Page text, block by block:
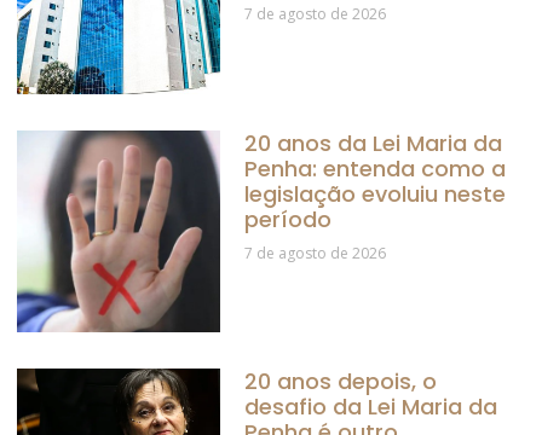
7 de agosto de 2026
20 anos da Lei Maria da
Penha: entenda como a
legislação evoluiu neste
período
7 de agosto de 2026
20 anos depois, o
desafio da Lei Maria da